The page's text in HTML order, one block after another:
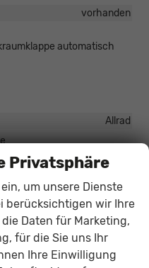
vorhanden
automatisch
Allrad
Stabilitäts-
Sportfahrwerk
Leichtmetallfelge
Verbrennungsmotor (ICE)
Privatsphäre
um unsere Dienste
berücksichtigen wir Ihre
Daten für Marketing,
für die Sie uns Ihr
Ihre Einwilligung